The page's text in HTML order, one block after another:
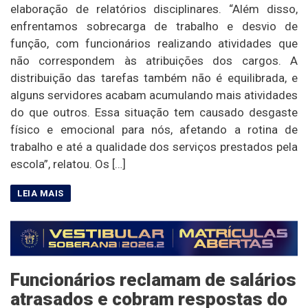
elaboração de relatórios disciplinares. “Além disso,
enfrentamos sobrecarga de trabalho e desvio de
função, com funcionários realizando atividades que
não correspondem às atribuições dos cargos. A
distribuição das tarefas também não é equilibrada, e
alguns servidores acabam acumulando mais atividades
do que outros. Essa situação tem causado desgaste
físico e emocional para nós, afetando a rotina de
trabalho e até a qualidade dos serviços prestados pela
escola”, relatou. Os […]
Funcionários reclamam de salários
atrasados e cobram respostas do